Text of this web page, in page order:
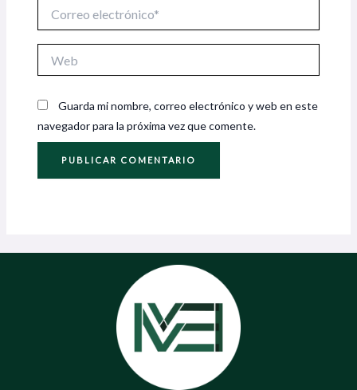
electrónico*
Guarda mi nombre, correo electrónico y web en este
navegador para la próxima vez que comente.